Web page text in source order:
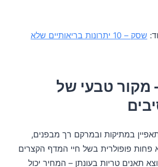
שסק – 10 יתרונות בריאותיים שלא
מקור טבעי של
במתיקות ובמרקם רך מבפנים,
פחות פופולרית בשל חיי המדף הקצרים
תאנים טריות בעונתן – המחיר יכול